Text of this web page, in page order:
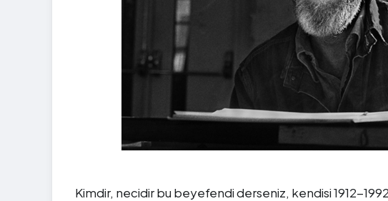
Kimdir, necidir bu beyefendi derseniz, kendisi 1912-1992